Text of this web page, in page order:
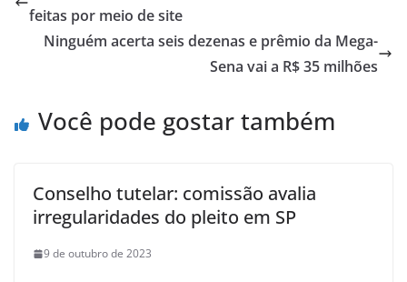
feitas por meio de site
Ninguém acerta seis dezenas e prêmio da Mega-
Sena vai a R$ 35 milhões
Você pode gostar também
Conselho tutelar: comissão avalia
irregularidades do pleito em SP
9 de outubro de 2023